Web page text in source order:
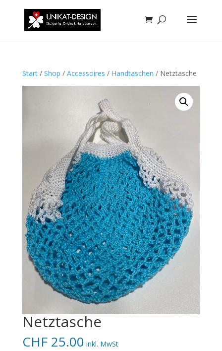
Start/ Shop / Accessoires / Handtaschen / Netztasche
Netztasche
CHF25.00 inkl. MwSt